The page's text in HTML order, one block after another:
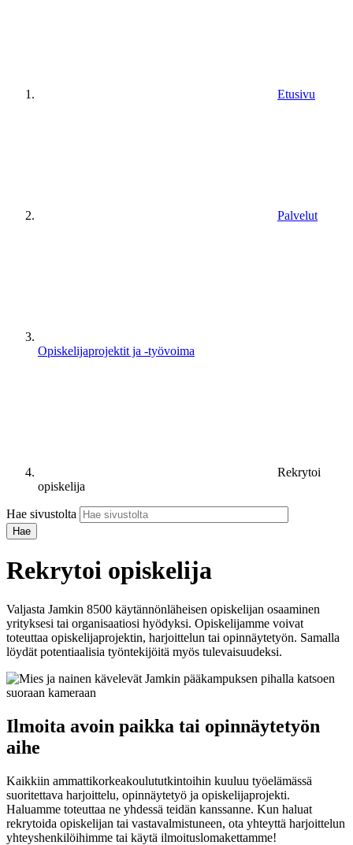
Etusivu
Palvelut
Opiskelijaprojektit​ ja -työvoima
Rekrytoi
opiskelija
Hae sivustolta
Rekrytoi opiskelija
Valjasta Jamkin 8500 käytännönläheisen opiskelijan osaaminen
yrityksesi tai organisaatiosi hyödyksi. Opiskelijamme voivat
toteuttaa opiskelijaprojektin, harjoittelun tai opinnäytetyön. Samalla
löydät potentiaalisia työntekijöitä myös tulevaisuudeksi.
Ilmoita avoin paikka tai opinnäytetyön
aihe
Kaikkiin ammattikorkeakoulututkintoihin kuuluu työelämässä
suoritettava harjoittelu, opinnäytetyö ja opiskelijaprojekti.
Haluamme toteuttaa ne yhdessä teidän kanssanne. Kun haluat
rekrytoida opiskelijan tai vastavalmistuneen, ota yhteyttä harjoittelun
yhteyshenkilöihimme tai käytä ilmoituslomakettamme!